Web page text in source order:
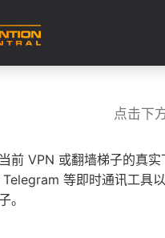
点击下
前 VPN 或翻墙梯子的真
等即时通讯工具
。